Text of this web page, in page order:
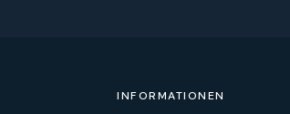
INFORMATIONEN